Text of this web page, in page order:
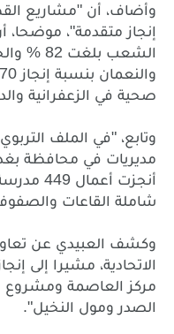
وأضاف، أن "مشاريع
إنجاز متقدمة"، موضحا،
الشعب بلغت
والنعمان بنسبة إنجاز
صحية في الزعفرانية
وتابع، "في الملف التربوي
مديريات في محافظة
أنجزت أعمال
شاملة القاعات
وكشف العبيدي عن
الاتحادية، مشيرا إلى
مركز العاصمة ومشروع
الصدر ومول النخيل".